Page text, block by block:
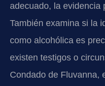
adecuado, la evidencia
También examina si la
como alcohólica es
existen testigos o
Condado de Fluvanna,